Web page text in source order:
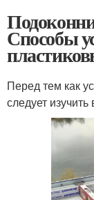
Способы
Перед тем как
следует